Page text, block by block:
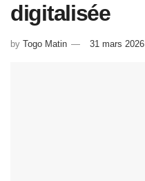
digitalisée
by Togo Matin 31 mars 2026